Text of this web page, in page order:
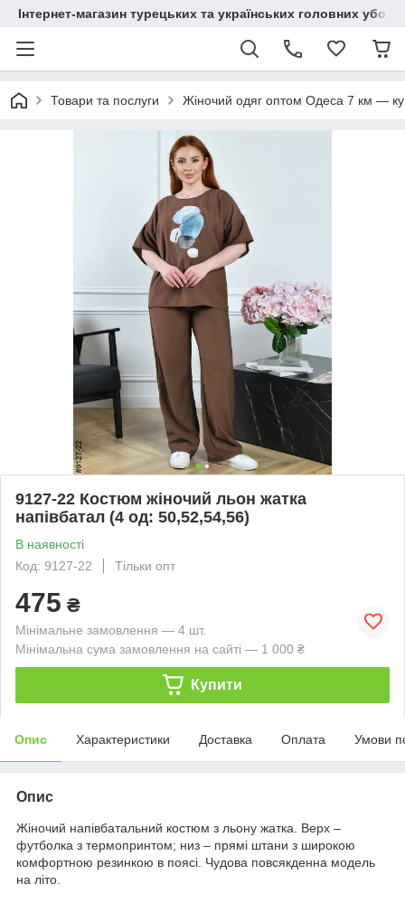
Інтернет-магазин турецьких та українських головних
Товари та послуги Жіночий одяг оптом Одеса 7 км —
9127-22 Костюм жіночий льон жатка
напівбатал (4 од: 50,52,54,56)
В наявності
Код: 9127-22
Тільки опт
475 ₴
Мінімальне замовлення — 4 шт.
Мінімальна сума замовлення на сайті — 1 000 ₴
Купити
Опис Характеристики Доставка Оплата Умови
Опис
Жіночий напівбатальний костюм з льону жатка. Верх –
футболка з термопринтом; низ – прямі штани з широкою
комфортною резинкою в поясі. Чудова повсякденна модель
на літо.